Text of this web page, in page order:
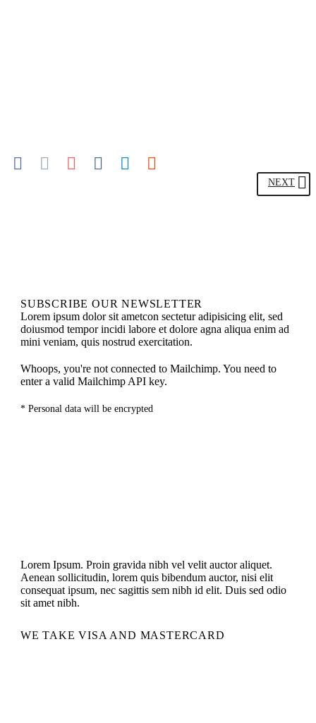
NEXT
SUBSCRIBEOUR NEWSLETTER
Lorem ipsum dolor sit ametcon sectetur adipisicing elit, sed
doiusmod tempor incidi labore et dolore agna aliqua enim ad
mini veniam, quis nostrud exercitation.
Whoops, you're not connected to Mailchimp. You need to
enter a valid Mailchimp API key.
* Personal data will be encrypted
Lorem Ipsum. Proin gravida nibh vel velit auctor aliquet.
Aenean sollicitudin, lorem quis bibendum auctor, nisi elit
consequat ipsum, nec sagittis sem nibh id elit. Duis sed odio
sit amet nibh.
WE TAKE VISA AND MASTERCARD